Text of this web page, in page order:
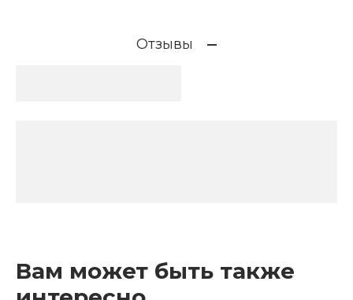
Отзывы
Вам может быть также